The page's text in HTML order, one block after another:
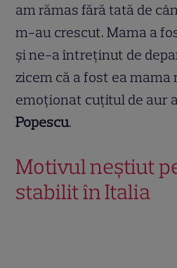
am rămas fără tată de
m-au crescut. Mama a
și ne-a întreținut de
zicem că a fost ea mama
emoționat cuțitul de aur
Popescu.
Motivul neștiut
stabilit în Italia